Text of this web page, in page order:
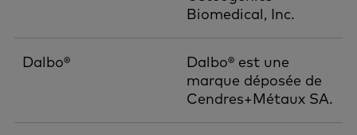
Biomedical, Inc.
Dalbo®
Dalbo® est une
marque déposée de
Cendres+Métaux SA.